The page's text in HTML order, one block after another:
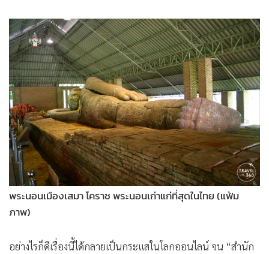
• Celeb Online
• Factcheck
• ญี่ปุ่น
• News1
• Gotomanager
พระนอนเมืองเสมา โคราช พระนอนเก่าแก่ที่สุดในไทย (แฟ้ม
ภาพ)
อย่างไรก็ดีเรื่องนี้ได้กลายเป็นกระแสในโลกออนไลน์ จน “สำนัก